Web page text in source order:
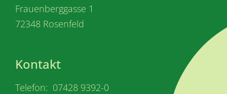
Frauenberggasse 1
72348 Rosenfeld
Kontakt
Telefon: 07428 9392-0